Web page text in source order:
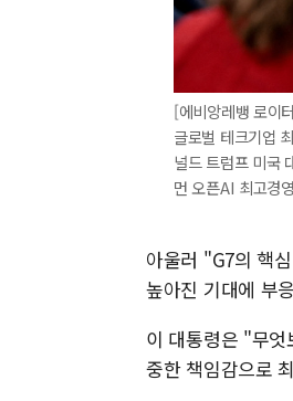
[에비앙레뱅 로이
글로벌 테크기업
널드 트럼프 미국
먼 오픈AI 최고경
아울러 "G7의 핵
높아진 기대에 부
이 대통령은 "무
중한 책임감으로